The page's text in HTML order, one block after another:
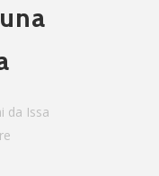
da Issa